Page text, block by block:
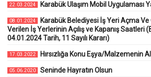
22.03.2024 Karabük Ulaşım Mobil Uygulaması
08.01.2024
Karabük Belediyesi İş Yeri Açma Ve
Verilen İş Yerlerinin Açılış ve Kapanış Saatleri
04.01.2024 Tarih, 11 Sayılı Kararı)
17.03.2022 Hırsızlığa Konu Eşya/Malzemenin
05.06.2020 Seninde Hayratın Olsun